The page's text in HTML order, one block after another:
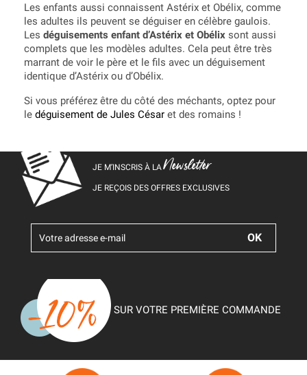
Les enfants aussi connaissent Astérix et Obélix, comme
les adultes ils peuvent se déguiser en célèbre gaulois.
Les déguisements enfant d’Astérix et Obélix sont aussi
complets que les modèles adultes. Cela peut être très
marrant de voir le père et le fils avec un déguisement
identique d’Astérix ou d’Obélix.
Si vous préférez être du côté des méchants, optez pour
le déguisement de Jules César et des romains !
JE M’INSCRIS À LANewsletter
JE REÇOIS DES OFFRES EXCLUSIVES
SUR VOTRE PREMIÈRE COMMANDE